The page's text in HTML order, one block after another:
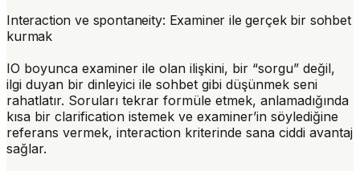
Interaction ve spontaneity: Examiner ile gerçek bir sohbet
kurmak
IO boyunca examiner ile olan ilişkini, bir “sorgu” değil,
ilgi duyan bir dinleyici ile sohbet gibi düşünmek seni
rahatlatır. Soruları tekrar formüle etmek, anlamadığında
kısa bir clarification istemek ve examiner’in söylediğine
referans vermek, interaction kriterinde sana ciddi avantaj
sağlar.